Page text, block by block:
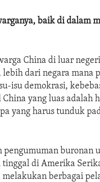
baik di dalam
China di luar
dari negara mana
isu demokrasi,
yang luas adalah
yang harus tunduk
pengumuman buronan
di Amerika
berbagai